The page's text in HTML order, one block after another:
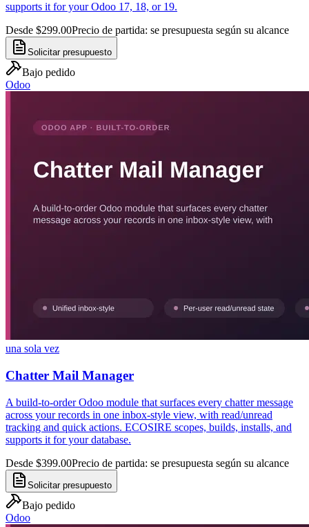
supports it for your Odoo 17, 18, or 19.
Desde $299.00Precio de partida: se presupuesta según su alcance
Solicitar presupuesto
Bajo pedido
Odoo
una sola vez
Chatter Mail Manager
A build-to-order Odoo module that surfaces every chatter message
across your records in one inbox-style view, with read/unread
tracking and quick actions. ECOSIRE scopes, builds, installs, and
supports it for your database.
Desde $399.00Precio de partida: se presupuesta según su alcance
Solicitar presupuesto
Bajo pedido
Odoo